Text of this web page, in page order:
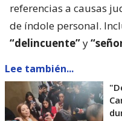
referencias a causas
de índole personal.
“delincuente”y
Lee también...